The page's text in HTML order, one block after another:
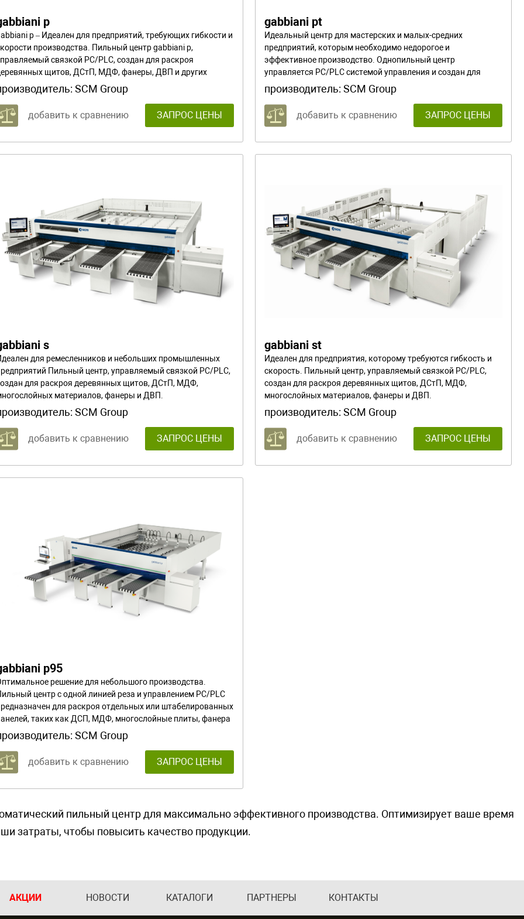
p
p – Идеален для предприятий, требующих гибкости и
производства. Пильный центр gabbiani p,
связкой PC/PLC, создан для раскроя
щитов, ДСтП, МДФ, фанеры, ДВП и других
SCM Group
добавить к сравнению ЗАПРОС ЦЕНЫ
gabbiani pt
Идеальный центр для мастерских и малых-средних
предприятий, которым необходимо недорогое и
эффективное производство. Однопильный центр
управляется PC/PLC системой управления и создан для
раскроя щитов из массива, древесно-стружечных плит, МДФ,
фанеры и волокнистых плит.
производитель: SCM Group
добавить к сравнению ЗАПРОС ЦЕНЫ
s
для ремесленников и небольших промышленных
Пильный центр, управляемый связкой PC/PLC,
для раскроя деревянных щитов, ДСтП, МДФ,
материалов, фанеры и ДВП.
SCM Group
добавить к сравнению ЗАПРОС ЦЕНЫ
gabbiani st
Идеален для предприятия, которому требуются гибкость и
скорость. Пильный центр, управляемый связкой PC/PLC,
создан для раскроя деревянных щитов, ДСтП, МДФ,
многослойных материалов, фанеры и ДВП.
производитель: SCM Group
добавить к сравнению ЗАПРОС ЦЕНЫ
p95
решение для небольшого производства.
центр с одной линией реза и управлением PC/PLC
для раскроя отдельных или штабелированных
таких как ДСП, МДФ, многослойные плиты, фанера
древесное волокно.SCM Group
добавить к сравнению ЗАПРОС ЦЕНЫ
пильный центр для максимально эффективного производства. Оптимизирует ваше время
затраты, чтобы повысить качество продукции.
АКЦИИ НОВОСТИ КАТАЛОГИ ПАРТНЕРЫ КОНТАКТЫ